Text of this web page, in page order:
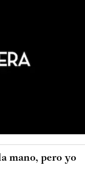
mano, pero yo